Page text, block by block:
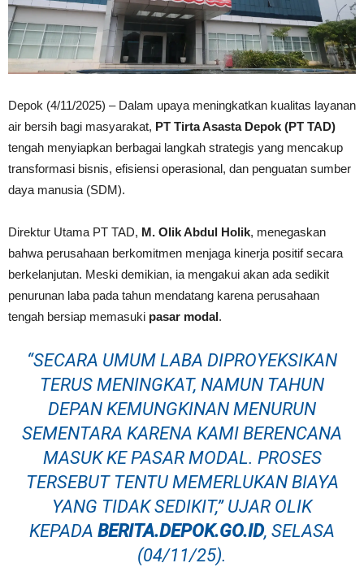
Depok (4/11/2025) – Dalam upaya meningkatkan kualitas layanan
air bersih bagi masyarakat, PT Tirta Asasta Depok (PT TAD)
tengah menyiapkan berbagai langkah strategis yang mencakup
transformasi bisnis, efisiensi operasional, dan penguatan sumber
daya manusia (SDM).
Direktur Utama PT TAD, M. Olik Abdul Holik, menegaskan
bahwa perusahaan berkomitmen menjaga kinerja positif secara
berkelanjutan. Meski demikian, ia mengakui akan ada sedikit
penurunan laba pada tahun mendatang karena perusahaan
tengah bersiap memasuki pasar modal.
“SECARA UMUM LABA DIPROYEKSIKAN
TERUS MENINGKAT, NAMUN TAHUN
DEPAN KEMUNGKINAN MENURUN
SEMENTARA KARENA KAMI BERENCANA
MASUK KE PASAR MODAL. PROSES
TERSEBUT TENTU MEMERLUKAN BIAYA
YANG TIDAK SEDIKIT,” UJAR OLIK
KEPADA BERITA.DEPOK.GO.ID, SELASA
(04/11/25).